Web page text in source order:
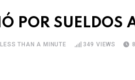
POR SUELDOS
LESS THAN A MINUTE 349 VIEWS